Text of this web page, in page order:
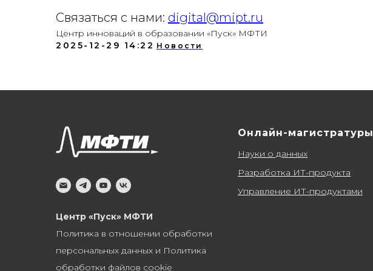
Связаться с нами: digital@mipt.ru
Центр инноваций в образовании «Пуск» МФТИ
2025-12-29 14:22 Новости
Центр «Пуск» МФТИ
Политика в отношении обработки
персональных данных и Политика
обработки файлов cookie
Онлайн-магистратуры
Науки о данных
Разработка ИТ-продукта
Управление ИТ-продуктами